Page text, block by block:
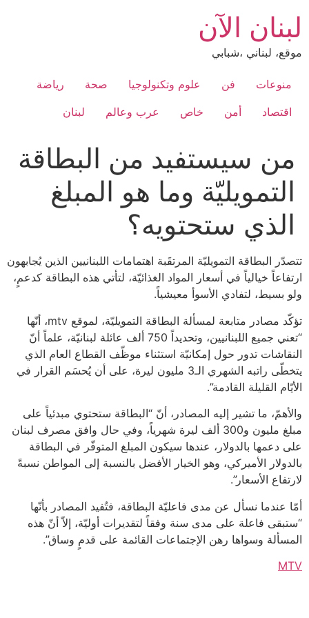
content
لبنان الآن
موقع، لبناني ،شبابي
منوعات فن علوم وتكنولوجيا صحة
رياضة
اقتصاد
أمن خاص عرب وعالم لبنان
من سيستفيد من البطاقة
التمويليّة وما هو المبلغ
الذي ستحتويه؟
تتصدّر البطاقة التمويليّة المرتقَبة اهتمامات اللبنانيين الذين يُجابهون
ارتفاعاً خيالياً في أسعار المواد الغذائيّة، لتأتي هذه البطاقة كدعمٍ،
ولو بسيط، لتفادي الأسوأ معيشياً.
تؤكّد مصادر متابعة لمسألة البطاقة التمويليّة، لموقع mtv، أنّها
“تعني جميع اللبنانيين، وتحديداً 750 ألف عائلة لبنانيّة، علماً أنّ
النقاشات تدور حول إمكانيّة استثناء موظّف القطاع العام الذي
يتخطّى راتبه الشهري الـ3 مليون ليرة، على أن يُحسَم القرار في
الأيّام القليلة القادمة”.
والأهمّ، ما تشير إليه المصادر، أنّ “البطاقة ستحتوي مبدئياً على
مبلغ مليون و300 ألف ليرة شهرياً، وفي حال وافق مصرف لبنان
على دعمها بالدولار، عندها سيكون المبلغ المتوفّر في البطاقة
بالدولار الأميركي، وهو الخيار الأفضل بالنسبة إلى المواطن نسبةً
لارتفاع الأسعار”.
أمّا عندما نسأل عن مدى فاعليّة البطاقة، فتُفيد المصادر بأنّها
“ستبقى فاعلة على مدى سنة وفقاً لتقديرات أوليّة، إلاّ أنّ هذه
المسألة وسواها رهن الإجتماعات القائمة على قدمٍ وساق”.
MTV